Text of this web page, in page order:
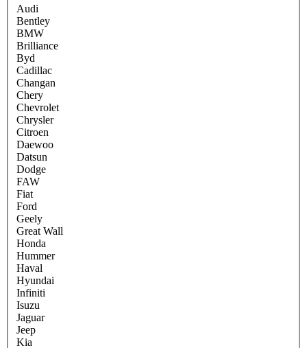
Audi
Bentley
BMW
Brilliance
Byd
Cadillac
Changan
Chery
Chevrolet
Chrysler
Citroen
Daewoo
Datsun
Dodge
FAW
Fiat
Ford
Geely
Great Wall
Honda
Hummer
Haval
Hyundai
Infiniti
Isuzu
Jaguar
Jeep
Kia